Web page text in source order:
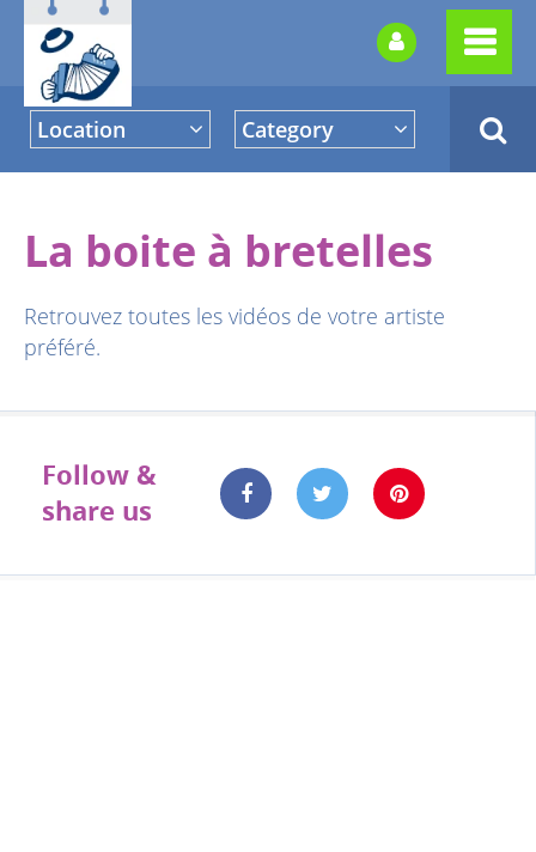
Location Category
La boite à bretelles
Retrouvez toutes les vidéos de votre artiste
préféré.
Follow &
share us